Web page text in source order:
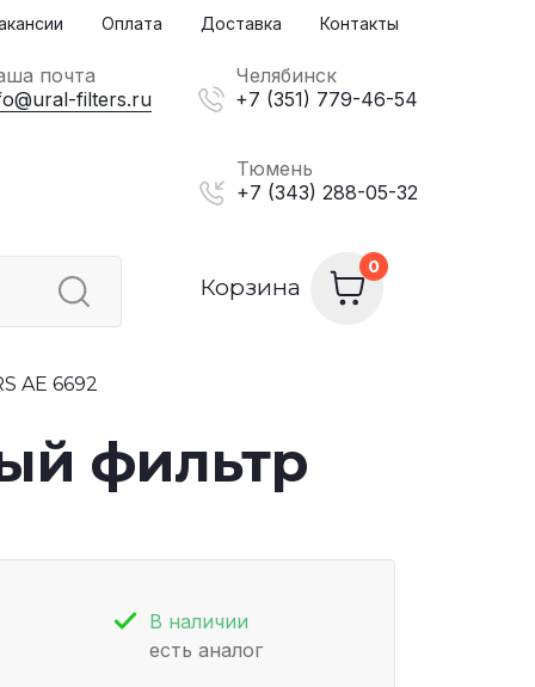
Корзина
Оплата Доставка Контакты
почта
filters.ru
Челябинск
+7 (351) 779-46-54
Тюмень
+7 (343) 288-05-32
AE 6692
фильтр
В наличии
есть аналог